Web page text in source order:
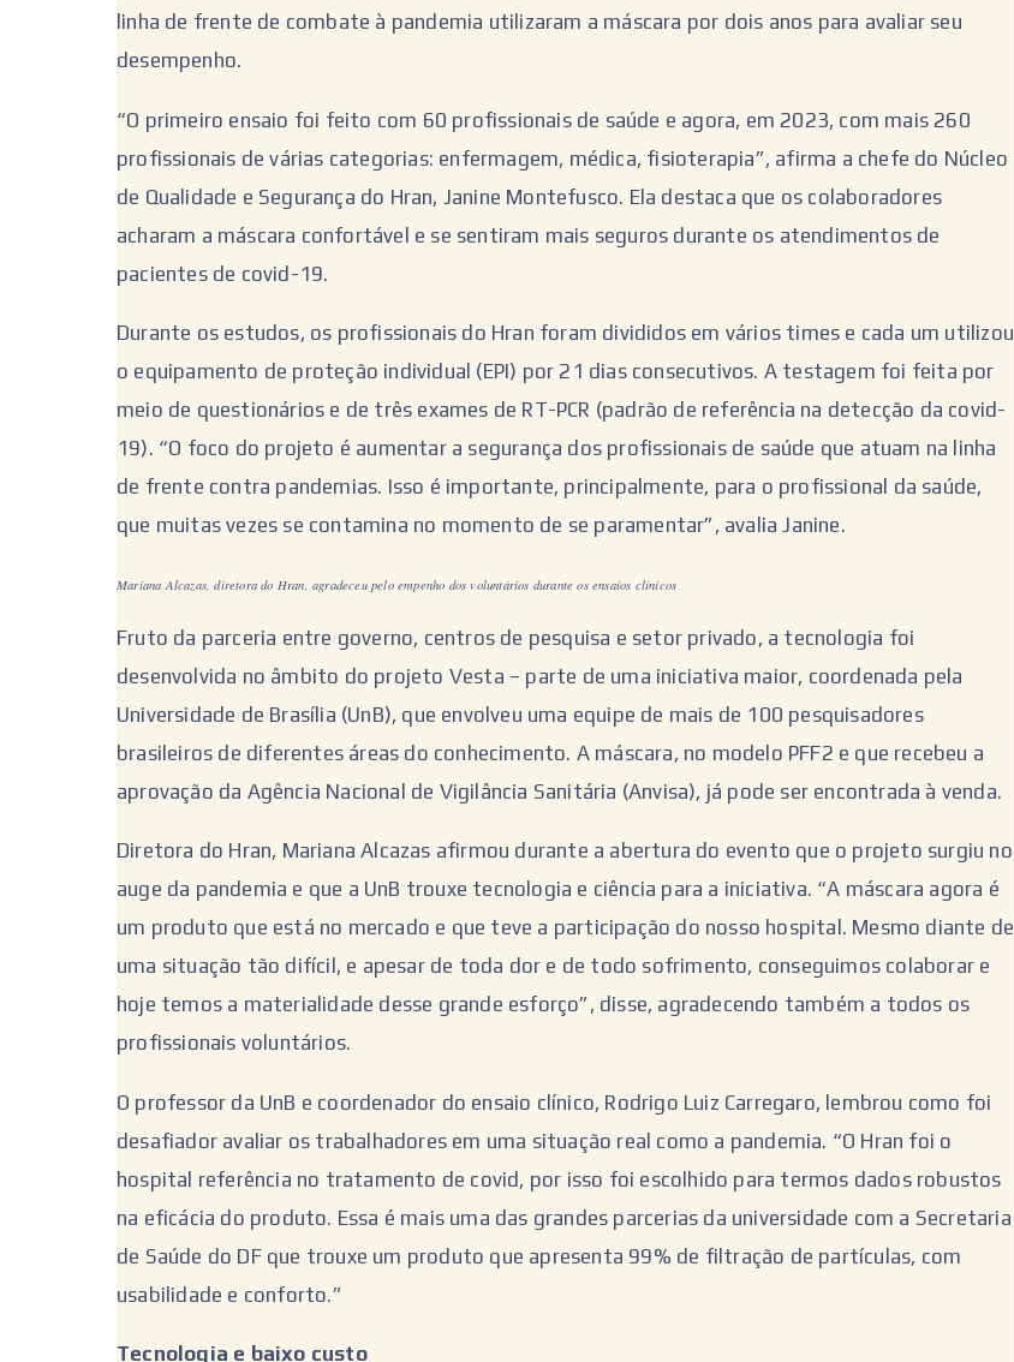
linha de frente de combate à pandemia utilizaram a máscara por dois anos para avaliar seu
desempenho.
“O primeiro ensaio foi feito com 60 profissionais de saúde e agora, em 2023, com mais 260
profissionais de várias categorias: enfermagem, médica, fisioterapia”, afirma a chefe do Núcleo
de Qualidade e Segurança do Hran, Janine Montefusco. Ela destaca que os colaboradores
acharam a máscara confortável e se sentiram mais seguros durante os atendimentos de
pacientes de covid-19.
Durante os estudos, os profissionais do Hran foram divididos em vários times e cada um utilizou
o equipamento de proteção individual (EPI) por 21 dias consecutivos. A testagem foi feita por
meio de questionários e de três exames de RT-PCR (padrão de referência na detecção da covid-
19). “O foco do projeto é aumentar a segurança dos profissionais de saúde que atuam na linha
de frente contra pandemias. Isso é importante, principalmente, para o profissional da saúde,
que muitas vezes se contamina no momento de se paramentar”, avalia Janine.
Mariana Alcazas, diretora do Hran, agradeceu pelo empenho dos voluntários durante os ensaios clínicos
Fruto da parceria entre governo, centros de pesquisa e setor privado, a tecnologia foi
desenvolvida no âmbito do projeto Vesta – parte de uma iniciativa maior, coordenada pela
Universidade de Brasília (UnB), que envolveu uma equipe de mais de 100 pesquisadores
brasileiros de diferentes áreas do conhecimento. A máscara, no modelo PFF2 e que recebeu a
aprovação da Agência Nacional de Vigilância Sanitária (Anvisa), já pode ser encontrada à venda.
Diretora do Hran, Mariana Alcazas afirmou durante a abertura do evento que o projeto surgiu no
auge da pandemia e que a UnB trouxe tecnologia e ciência para a iniciativa. “A máscara agora é
um produto que está no mercado e que teve a participação do nosso hospital. Mesmo diante de
uma situação tão difícil, e apesar de toda dor e de todo sofrimento, conseguimos colaborar e
hoje temos a materialidade desse grande esforço”, disse, agradecendo também a todos os
profissionais voluntários.
O professor da UnB e coordenador do ensaio clínico, Rodrigo Luiz Carregaro, lembrou como foi
desafiador avaliar os trabalhadores em uma situação real como a pandemia. “O Hran foi o
hospital referência no tratamento de covid, por isso foi escolhido para termos dados robustos
na eficácia do produto. Essa é mais uma das grandes parcerias da universidade com a Secretaria
de Saúde do DF que trouxe um produto que apresenta 99% de filtração de partículas, com
usabilidade e conforto.”
Tecnologia e baixo custo